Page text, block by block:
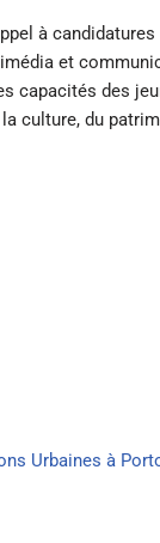
à
et
capacités des
culture, du
Urbaines à